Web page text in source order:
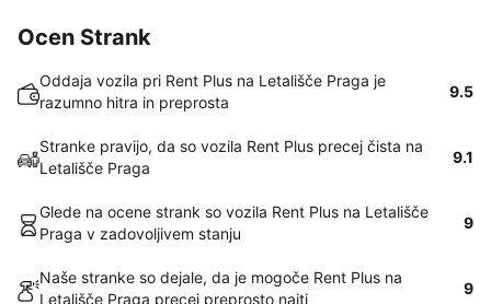
Ocen Strank
Oddaja vozila pri Rent Plus na Letališče Praga je
razumno hitra in preprosta
9.5
Stranke pravijo, da so vozila Rent Plus precej čista na
Letališče Praga
9.1
Glede na ocene strank so vozila Rent Plus na Letališče
Praga v zadovoljivem stanju
9
Naše stranke so dejale, da je mogoče Rent Plus na
Letališče Praga precej preprosto najti
9